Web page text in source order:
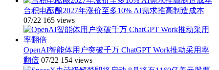
幅
上
调
台积电酝酿2027年涨价至多10% AI需求推高制造成本
07/22 165 views
OpenAI智能体用户突破千万 ChatGPT Work推动采用率
翻倍 07/22 154 views